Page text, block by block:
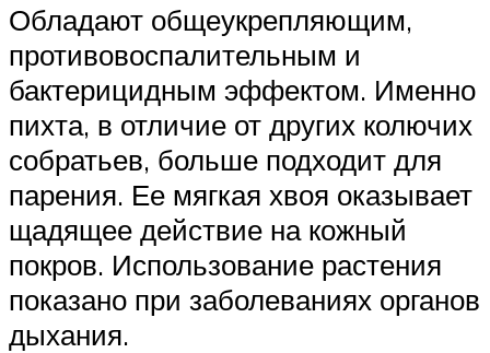
Обладают общеукрепляющим,
противовоспалительным и
бактерицидным эффектом. Именно
пихта, в отличие от других колючих
собратьев, больше подходит для
парения. Ее мягкая хвоя оказывает
щадящее действие на кожный
покров. Использование растения
показано при заболеваниях органов
дыхания.